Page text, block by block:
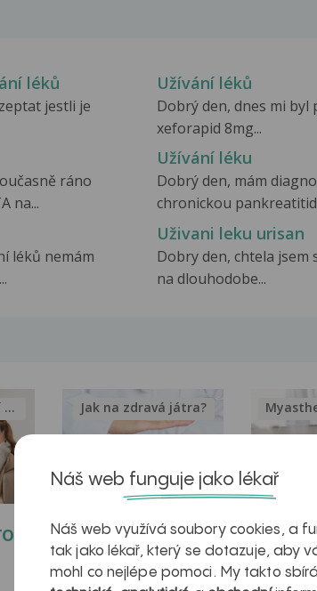
léků
jestli je
Užívání léků
Dobrý den, dnes mi byl
xeforapid 8mg...
ráno
na...
Užívání léku
Dobrý den, mám
chronickou
léků nemám
Uživani leku urisan
Dobry den, chtela jsem
na dlouhodobe...
Nevolnost nemusí být nutnou...
Ztukovatění
jater v datech a
Jak na zdravá játra?
léčba
Náš web funguje jako lékař
Náš web využívá soubory cookies, a
tak jako lékař, který se dotazuje, aby
mohl co nejlépe pomoci. My takto